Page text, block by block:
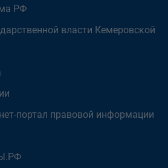
РФ
власти Кемеровской
портал правовой информации